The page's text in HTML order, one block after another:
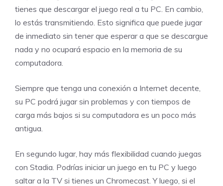
tienes que descargar el juego real a tu PC. En cambio,
lo estás transmitiendo. Esto significa que puede jugar
de inmediato sin tener que esperar a que se descargue
nada y no ocupará espacio en la memoria de su
computadora.
Siempre que tenga una conexión a Internet decente,
su PC podrá jugar sin problemas y con tiempos de
carga más bajos si su computadora es un poco más
antigua.
En segundo lugar, hay más flexibilidad cuando juegas
con Stadia. Podrías iniciar un juego en tu PC y luego
saltar a la TV si tienes un Chromecast. Y luego, si el